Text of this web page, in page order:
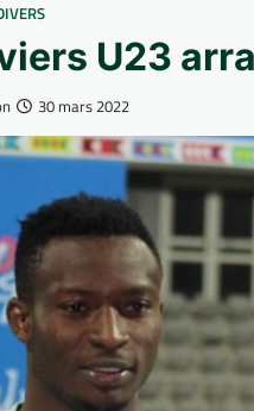
U23
30 mars 2022